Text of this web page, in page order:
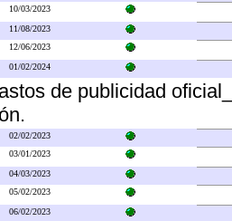
10/03/2023
11/08/2023
12/06/2023
01/02/2024
de publicidad
02/02/2023
03/01/2023
04/03/2023
05/02/2023
06/02/2023